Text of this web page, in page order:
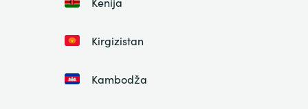
Kirgizistan
Kambodža